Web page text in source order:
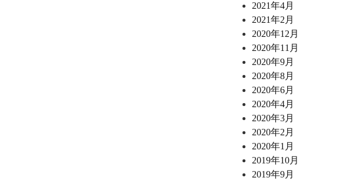
2021年4月
2021年2月
2020年12月
2020年11月
2020年9月
2020年8月
2020年6月
2020年4月
2020年3月
2020年2月
2020年1月
2019年10月
2019年9月